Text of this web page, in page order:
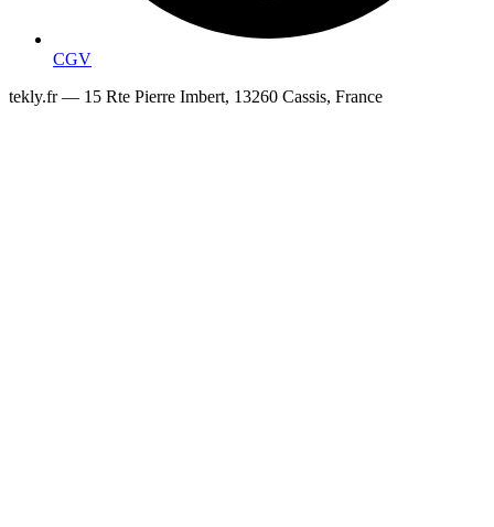
CGV
tekly.fr — 15 Rte Pierre Imbert, 13260 Cassis, France